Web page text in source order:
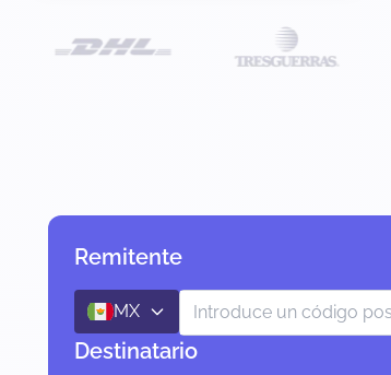
Remitente
MX
Destinatario